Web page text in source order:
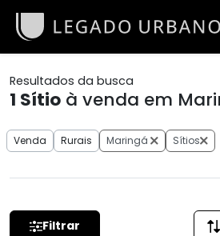
Resultados da busca
1 Sítio à venda em
Venda Rurais Maringá Sítios
Filtrar